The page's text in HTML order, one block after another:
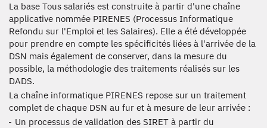
La base Tous salariés est construite à partir d'une chaîne
applicative nommée PIRENES (Processus Informatique
Refondu sur l'Emploi et les Salaires). Elle a été développée
pour prendre en compte les spécificités liées à l'arrivée de la
DSN mais également de conserver, dans la mesure du
possible, la méthodologie des traitements réalisés sur les
DADS.
La chaîne informatique PIRENES repose sur un traitement
complet de chaque DSN au fur et à mesure de leur arrivée :
Un processus de validation des SIRET à partir du